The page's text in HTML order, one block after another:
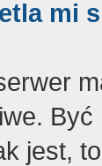
mi
jest,